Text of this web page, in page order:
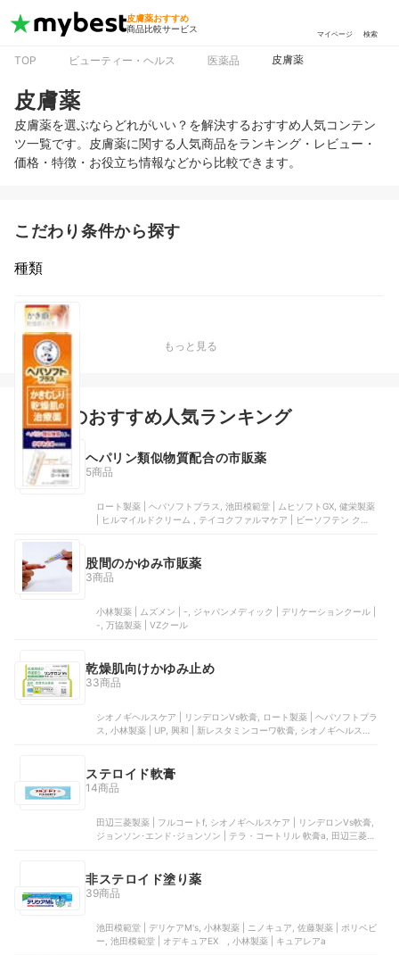
皮膚薬おすすめ
商品比較サービス
マイページ 検索
TOP ビューティー・ヘルス 医薬品 皮膚薬
皮膚薬
皮膚薬を選ぶならどれがいい？を解決するおすすめ人気コンテン
ツ一覧です。皮膚薬に関する人気商品をランキング・レビュー・
価格・特徴・お役立ち情報などから比較できます。
こだわり条件から探す
種類
タイプ
もっと見る
新着
皮膚薬のおすすめ人気ランキング
ヘパリン類似物質配合の市販薬
5商品
ロート製薬 | ヘパソフトプラス, 池田模範堂 | ムヒソフトGX, 健栄製薬
| ヒルマイルドクリーム , テイコクファルマケア | ビーソフテン クリ
股間のかゆみ市販薬
3商品
小林製薬 | ムズメン | -, ジャパンメディック | デリケーションクール |
-, 万協製薬 | VZクール
乾燥肌向けかゆみ止め
33商品
シオノギヘルスケア | リンデロンVs軟膏, ロート製薬 | ヘパソフトプラ
ス, 小林製薬 | UP, 興和 | 新レスタミンコーワ軟膏, シオノギヘルスケ
ステロイド軟膏
14商品
田辺三菱製薬 | フルコートf, シオノギヘルスケア | リンデロンVs軟膏,
ジョンソン･エンド･ジョンソン | テラ・コートリル 軟膏a, 田辺三菱製
非ステロイド塗り薬
39商品
池田模範堂 | デリケアM's, 小林製薬 | ニノキュア, 佐藤製薬 | ポリベビ
ー, 池田模範堂 | オデキュアEX , 小林製薬 | キュアレアa